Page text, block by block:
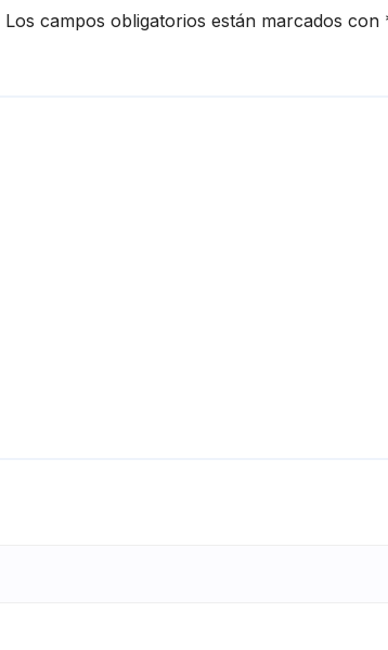
Los campos obligatorios están marcados con